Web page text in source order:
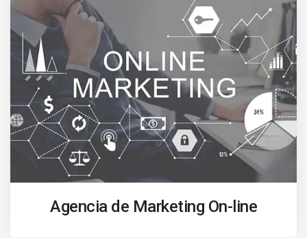
Agencia de Marketing On-line